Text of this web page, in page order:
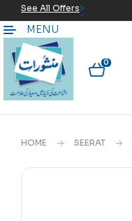
See All Offers
MENU
0
HOME SEERAT